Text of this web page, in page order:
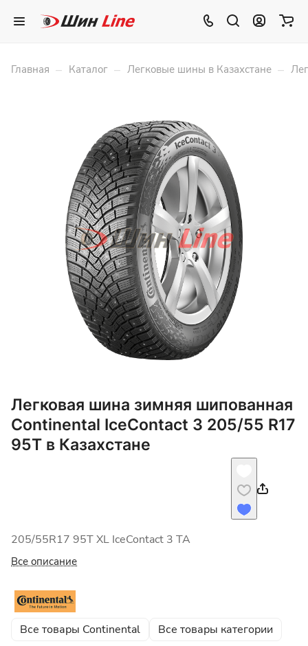
Главная – Каталог – Легковые шины в Казахстане –
Легковая шина зимняя шипованная
Continental IceContact 3 205/55 R17
95T в Казахстане
205/55R17 95T XL IceContact 3 TA
Все описание
Все товары Continental Все товары категории